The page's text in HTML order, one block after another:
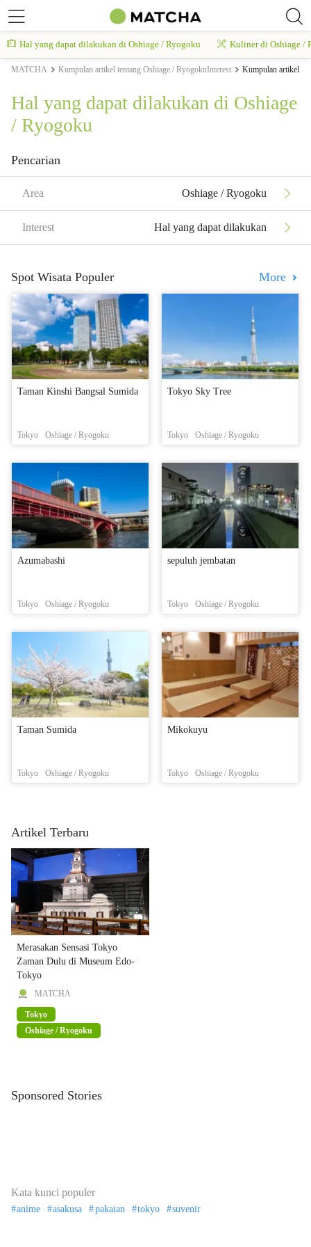
Hal yang dapat dilakukan di Oshiage / Ryogoku Kuliner di Oshiage /
MATCHA Kumpulan artikel tentang Oshiage / RyogokuInterest Kumpulan artikel
Hal yang dapat dilakukan di Oshiage
/ Ryogoku
Pencarian
Area Oshiage / Ryogoku
Interest Hal yang dapat dilakukan
Spot Wisata Populer More
Taman Kinshi Bangsal Sumida
Tokyo Oshiage / Ryogoku
Tokyo Sky Tree
Tokyo Oshiage / Ryogoku
Azumabashi
Tokyo Oshiage / Ryogoku
sepuluh jembatan
Tokyo Oshiage / Ryogoku
Taman Sumida
Tokyo Oshiage / Ryogoku
Mikokuyu
Tokyo Oshiage / Ryogoku
Artikel Terbaru
Merasakan Sensasi Tokyo
Zaman Dulu di Museum Edo-
Tokyo
MATCHA
Tokyo
Oshiage / Ryogoku
Sponsored Stories
Kata kunci populer
anime asakusa pakaian tokyo suvenir